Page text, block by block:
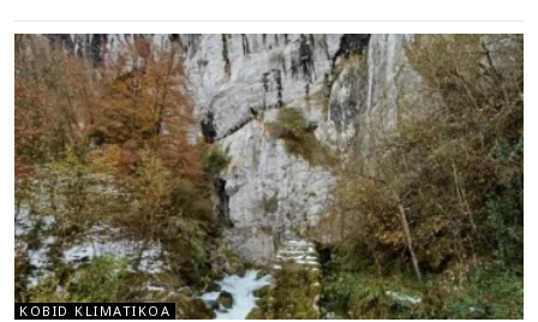
KOBID KLIMATIKOA